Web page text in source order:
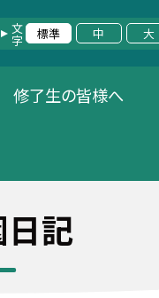
文字 標準 中 大
修了生の皆様へ
記